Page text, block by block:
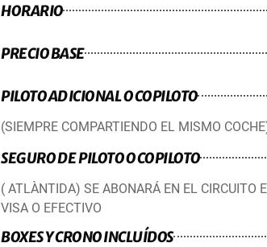
HORARIO
PRECIO BASE
PILOTO ADICIONAL O COPILOTO
(SIEMPRE COMPARTIENDO EL MISMO
SEGURO DE PILOTO O COPILOTO
( ATLÀNTIDA) SE ABONARÁ EN EL CIRCUITO
VISA O EFECTIVO
BOXES Y CRONO INCLUÍDOS